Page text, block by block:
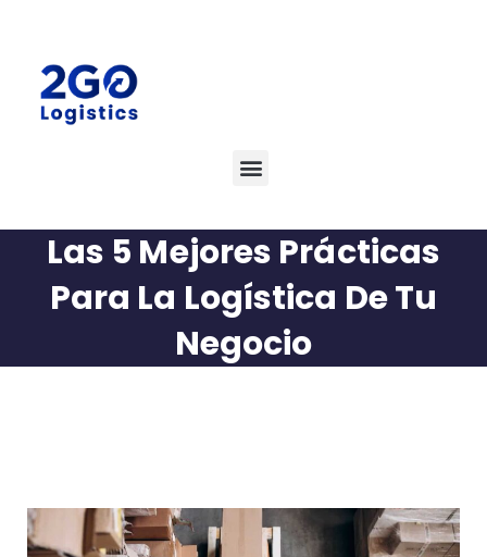
Las 5 Mejores Prácticas
Para La Logística De Tu
Negocio